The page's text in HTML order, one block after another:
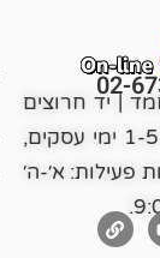
02-
| יד חרוצים
16 ירושלים | משלוחים: כל הארץ 1-5 ימי עסקים,
| שעות פעילות: א׳-ה׳